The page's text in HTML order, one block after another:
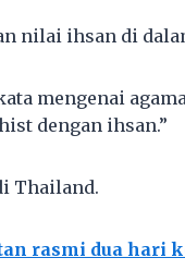
nilai ihsan di
mengenai
dengan ihsan.”
Thailand.
rasmi dua hari